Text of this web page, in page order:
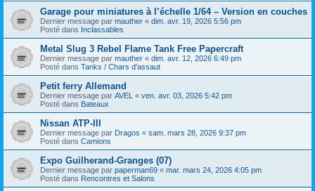
Garage pour miniatures à l’échelle 1/64 – Version en couches
Dernier message par mauther « dim. avr. 19, 2026 5:56 pm
Posté dans Inclassables
Metal Slug 3 Rebel Flame Tank Free Papercraft
Dernier message par mauther « dim. avr. 12, 2026 6:49 pm
Posté dans Tanks / Chars d'assaut
Petit ferry Allemand
Dernier message par AVEL « ven. avr. 03, 2026 5:42 pm
Posté dans Bateaux
Nissan ATP-III
Dernier message par Dragos « sam. mars 28, 2026 9:37 pm
Posté dans Camions
Expo Guilherand-Granges (07)
Dernier message par paperman69 « mar. mars 24, 2026 4:05 pm
Posté dans Rencontres et Salons